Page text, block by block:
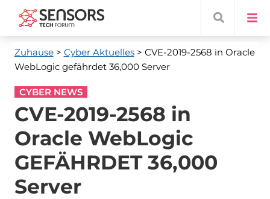
Zuhause> Cyber ​​Aktuelles> CVE-2019-2568 in Oracle
WebLogic gefährdet 36,000 Server
CYBER NEWS
CVE-2019-2568 in
Oracle WebLogic
GEFÄHRDET 36,000
Server